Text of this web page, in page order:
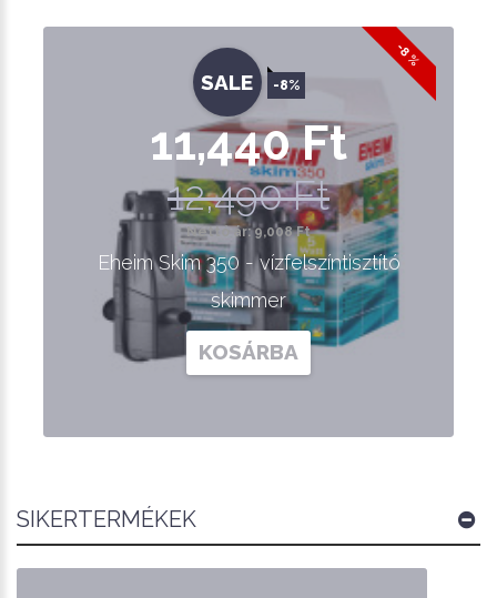
-8 %
SALE -8%
11,440 Ft
12,490 Ft
Nettó ár: 9,008 Ft
Eheim Skim 350 - vízfelszíntisztító
skimmer
KOSÁRBA
SIKERTERMÉKEK